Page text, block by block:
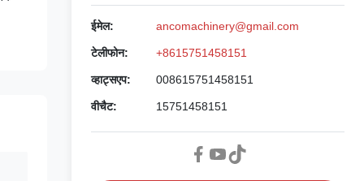
ईमेल: ancomachinery@gmail.com
टेलीफोन: +8615751458151
व्हाट्सएप: 008615751458151
वीचैट: 15751458151